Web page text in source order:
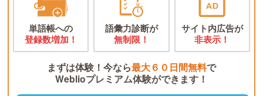
単語帳への
登録数増加！
語彙力診断が
無制限！
サイト内広告が
非表示！
まずは体験！今なら最大６０日間無料で
Weblioプレミアム体験ができます！